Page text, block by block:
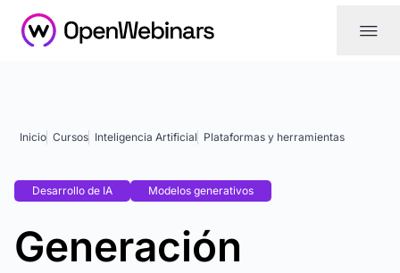
|||
Inicio Cursos Inteligencia Artificial Plataformas y herramientas
Desarrollo de IA Modelos generativos
Generación